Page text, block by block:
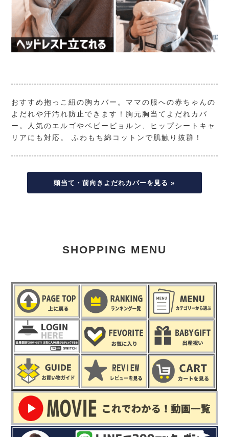
おすすめ抱っこ紐の胸カバー。ママの服への赤ちゃんの
よだれや汗汚れ防止できます！胸元胸当てよだれカバ
ー。人気のエルゴやベビービョルン、ヒップシートキャ
リアにも対応。 ふわもち綿コットンで肌触り抜群！
頭当て・前向きよだれカバーを見る »
SHOPPING MENU